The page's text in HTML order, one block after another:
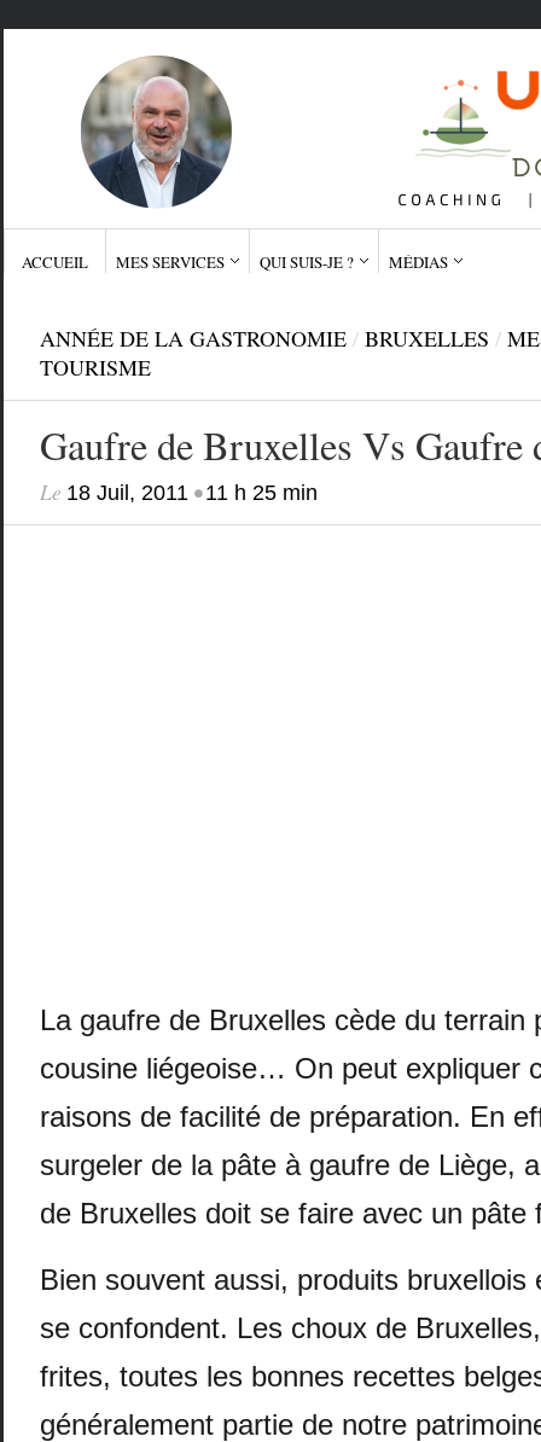
ACCUEIL MES SERVICES QUI SUIS-JE ? MÉDIAS
ANNÉE DE LA GASTRONOMIE / BRUXELLES /
TOURISME
Gaufre de Bruxelles Vs Gaufre
Le 18 Juil, 2011•11 h 25 min
La gaufre de Bruxelles cède du terrain
cousine liégeoise… On peut expliquer
raisons de facilité de préparation. En
surgeler de la pâte à gaufre de Liège,
de Bruxelles doit se faire avec un pâte
Bien souvent aussi, produits bruxellois
se confondent. Les choux de
frites, toutes les bonnes recettes
généralement partie de notre